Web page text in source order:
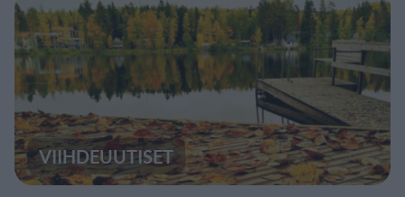
VIIHDEUUTISET